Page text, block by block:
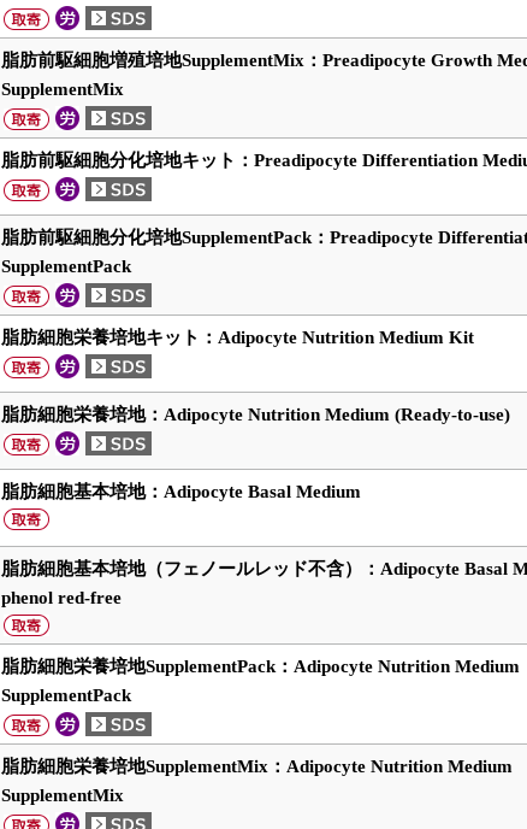
脂肪前駆細胞増殖培地SupplementMix：Preadipocyte Growth
SupplementMix
脂肪前駆細胞分化培地キット：Preadipocyte Differentiation
脂肪前駆細胞分化培地SupplementPack：Preadipocyte
SupplementPack
脂肪細胞栄養培地キット：Adipocyte Nutrition Medium Kit
脂肪細胞栄養培地：Adipocyte Nutrition Medium (Ready-to-use)
脂肪細胞基本培地：Adipocyte Basal Medium
脂肪細胞基本培地（フェノールレッド不含）：Adipocyte Basal
phenol red-free
脂肪細胞栄養培地SupplementPack：Adipocyte Nutrition Medium
SupplementPack
脂肪細胞栄養培地SupplementMix：Adipocyte Nutrition Medium
SupplementMix